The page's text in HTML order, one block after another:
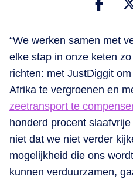
“We werken samen met
elke stap in onze keten
richten: met JustDiggit
Afrika te vergroenen en
zeetransport te
honderd procent
niet dat we niet verder
mogelijkheid die ons
kunnen verduurzamen,